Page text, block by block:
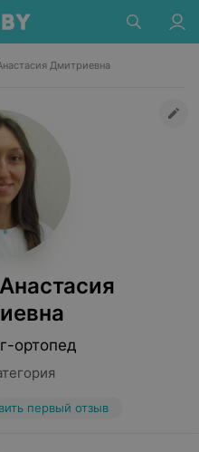
Дмитриевна
ортопед
первый отзыв